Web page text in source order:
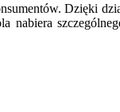
Dzięki
nabiera